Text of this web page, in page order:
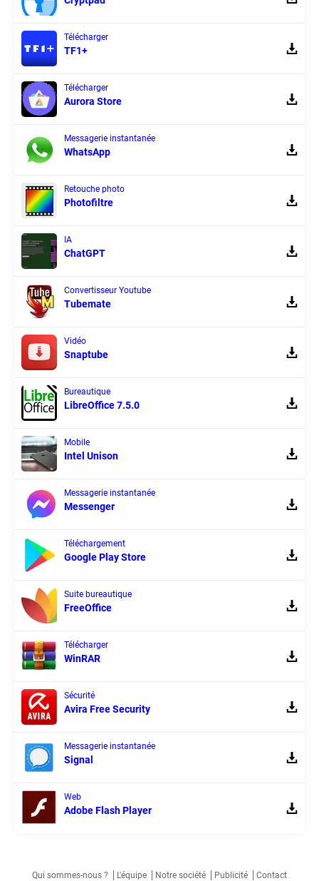
Télécharger
TF1+
Télécharger
Aurora Store
Messagerie instantanée
WhatsApp
Retouche photo
Photofiltre
IA
ChatGPT
Convertisseur Youtube
Tubemate
Vidéo
Snaptube
Bureautique
LibreOffice 7.5.0
Mobile
Intel Unison
Messagerie instantanée
Messenger
Téléchargement
Google Play Store
Suite bureautique
FreeOffice
Télécharger
WinRAR
Sécurité
Avira Free Security
Messagerie instantanée
Signal
Web
Adobe Flash Player
Qui sommes-nous ? L'équipe Notre société Publicité Contact